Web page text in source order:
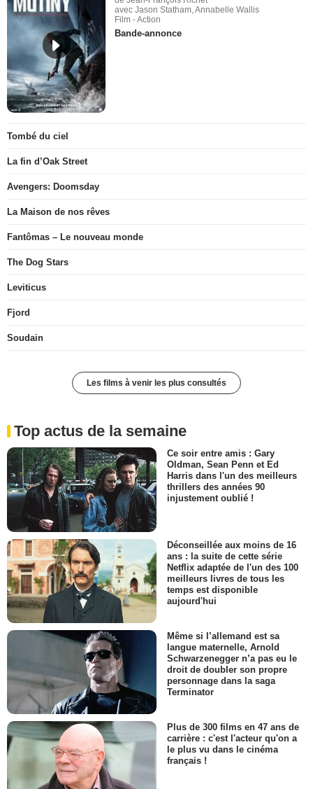
avec Jason Statham, Annabelle Wallis
Film - Action
Bande-annonce
Tombé du ciel
La fin d’Oak Street
Avengers: Doomsday
La Maison de nos rêves
Fantômas – Le nouveau monde
The Dog Stars
Leviticus
Fjord
Soudain
Les films à venir les plus consultés
Top actus de la semaine
Ce soir entre amis : Gary
Oldman, Sean Penn et Ed
Harris dans l'un des meilleurs
thrillers des années 90
injustement oublié !
Déconseillée aux moins de 16
ans : la suite de cette série
Netflix adaptée de l'un des 100
meilleurs livres de tous les
temps est disponible
aujourd'hui
Même si l’allemand est sa
langue maternelle, Arnold
Schwarzenegger n’a pas eu le
droit de doubler son propre
personnage dans la saga
Terminator
Plus de 300 films en 47 ans de
carrière : c'est l'acteur qu'on a
le plus vu dans le cinéma
français !